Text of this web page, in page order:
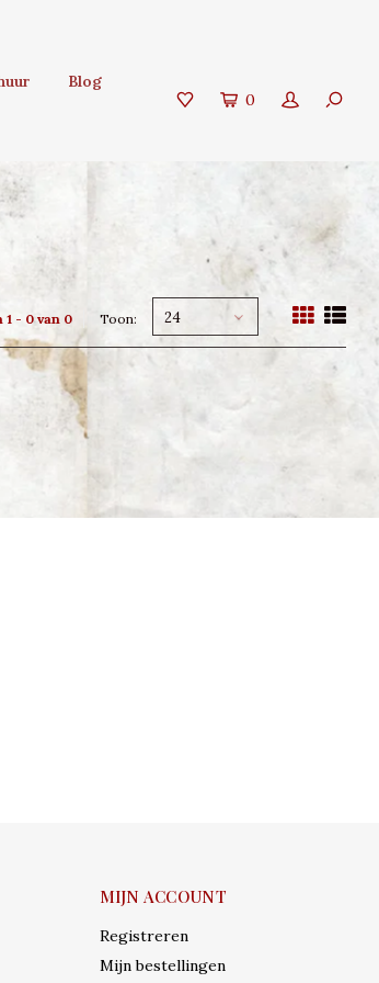
Blog
0
1 - 0 van 0 Toon: 24
MIJN ACCOUNT
Registreren
Mijn bestellingen